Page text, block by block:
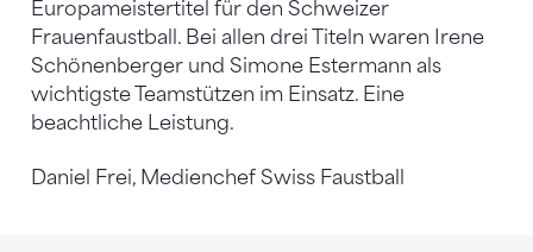
Europameistertitel für den Schweizer
Frauenfaustball. Bei allen drei Titeln waren Irene
Schönenberger und Simone Estermann als
wichtigste Teamstützen im Einsatz. Eine
beachtliche Leistung.
Daniel Frei, Medienchef Swiss Faustball